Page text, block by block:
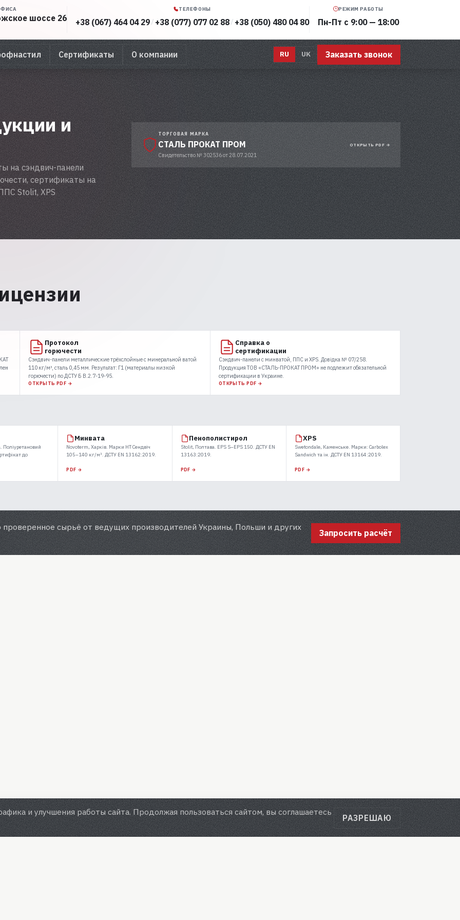
шоссе 26
ТЕЛЕФОНЫ
+38 (067) 464 04 29/ +38 (077) 077 02 88/ +38 (050) 480 04 80
РЕЖИМ РАБОТЫ
Пн-Пт с 9:00 — 18:00
Сертификаты О компании RU UK Заказать звонок
и
на сэндвич-панели
сертификаты на
Stolit, XPS
ТОРГОВАЯ МАРКА
СТАЛЬ ПРОКАТ ПРОМ
Свидетельство № 302536 от 28.07.2021
ОТКРЫТЬ PDF →
Протокол
горючести
Сэндвич-панели металлические трёхслойные с минеральной ватой
110 кг/м³, сталь 0,45 мм. Результат: Г1 (материалы низкой
горючести) по ДСТУ Б В.2.7-19-95.
ОТКРЫТЬ PDF →
Справка о
сертификации
Сэндвич-панели с минватой, ППС и XPS. Довідка № 07/258.
Продукция ТОВ «СТАЛЬ-ПРОКАТ ПРОМ» не подлежит обязательной
сертификации в Украине.
ОТКРЫТЬ PDF →
Поліуретановий
до
Минвата
Novoterm, Харків. Марки НТ Сендвіч
105–140 кг/м³. ДСТУ EN 13162:2019.
PDF →
Пенополистирол
Stolit, Полтава. EPS S–EPS 150. ДСТУ EN
13163:2019.
PDF →
XPS
Swetondale, Каменське. Марки: Carbolex
Sandwich та ін. ДСТУ EN 13164:2019.
PDF →
сырьё от ведущих производителей Украины, Польши и других
Запросить расчёт
и улучшения работы сайта. Продолжая пользоваться сайтом, вы соглашаетесь
РАЗРЕШАЮ